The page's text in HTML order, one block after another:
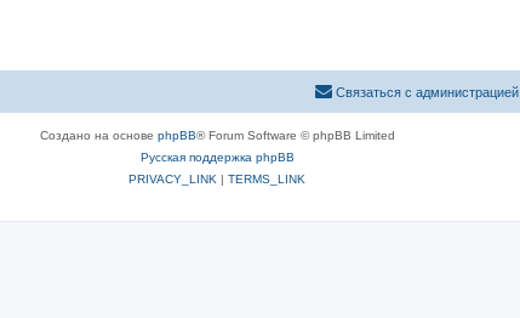
Связаться с администрацией
Создано на основе phpBB® Forum Software © phpBB Limited
Русская поддержка phpBB
PRIVACY_LINK | TERMS_LINK